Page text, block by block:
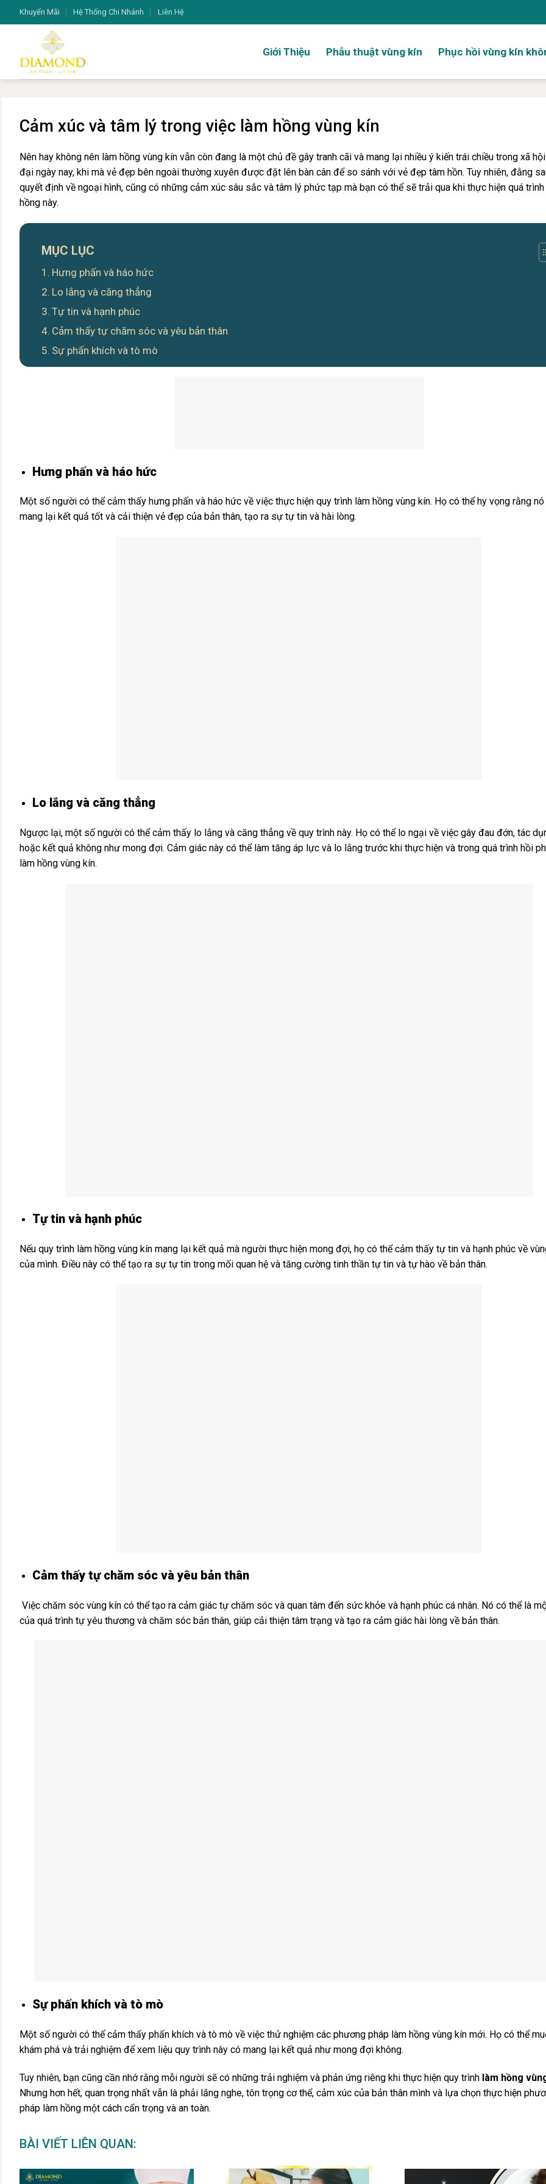
Chuyển
đến
Khuyến Mãi Hệ Thống Chi Nhánh Liên Hệ
Giới Thiệu Phẫu thuật vùng kín Phục hồi vùng kín
Cảm xúc và tâm lý trong việc làm hồng vùng kín
Nên hay không nên làm hồng vùng kín vẫn còn đang là một chủ đề gây tranh cãi và mang lại nhiều ý kiến trái chiều trong xã
đại ngày nay, khi mà vẻ đẹp bên ngoài thường xuyên được đặt lên bàn cân để so sánh với vẻ đẹp tâm hồn. Tuy nhiên, đằng
quyết định về ngoại hình, cũng có những cảm xúc sâu sắc và tâm lý phức tạp mà bạn có thể sẽ trải qua khi thực hiện quá
hồng này.
MỤC LỤC
Hưng phấn và háo hức
Lo lắng và căng thẳng
Tự tin và hạnh phúc
Cảm thấy tự chăm sóc và yêu bản thân
Sự phấn khích và tò mò
Hưng phấn và háo hức
Một số người có thể cảm thấy hưng phấn và háo hức về việc thực hiện quy trình làm hồng vùng kín. Họ có thể hy vọng rằng
mang lại kết quả tốt và cải thiện vẻ đẹp của bản thân, tạo ra sự tự tin và hài lòng.
Lo lắng và căng thẳng
Ngược lại, một số người có thể cảm thấy lo lắng và căng thẳng về quy trình này. Họ có thể lo ngại về việc gây đau đớn, tác
hoặc kết quả không như mong đợi. Cảm giác này có thể làm tăng áp lực và lo lắng trước khi thực hiện và trong quá trình hồi
làm hồng vùng kín.
Tự tin và hạnh phúc
Nếu quy trình làm hồng vùng kín mang lại kết quả mà người thực hiện mong đợi, họ có thể cảm thấy tự tin và hạnh phúc về
của mình. Điều này có thể tạo ra sự tự tin trong mối quan hệ và tăng cường tinh thần tự tin và tự hào về bản thân.
Cảm thấy tự chăm sóc và yêu bản thân
Việc chăm sóc vùng kín có thể tạo ra cảm giác tự chăm sóc và quan tâm đến sức khỏe và hạnh phúc cá nhân. Nó có thể là
của quá trình tự yêu thương và chăm sóc bản thân, giúp cải thiện tâm trạng và tạo ra cảm giác hài lòng về bản thân.
Sự phấn khích và tò mò
Một số người có thể cảm thấy phấn khích và tò mò về việc thử nghiệm các phương pháp làm hồng vùng kín mới. Họ có thể
khám phá và trải nghiệm để xem liệu quy trình này có mang lại kết quả như mong đợi không.
Tuy nhiên, bạn cũng cần nhớ rằng mỗi người sẽ có những trải nghiệm và phản ứng riêng khi thực hiện quy trình làm hồng
Nhưng hơn hết, quan trọng nhất vẫn là phải lắng nghe, tôn trọng cơ thể, cảm xúc của bản thân mình và lựa chọn thực hiện
pháp làm hồng một cách cẩn trọng và an toàn.
BÀI VIẾT LIÊN QUAN: